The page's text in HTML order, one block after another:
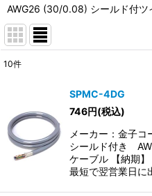
AWG26 (30/0.08) シールド付ツ
並び順:
絞
10件
SPMC-4DG
746円(税込)
メーカー：金子
シールド付き
ケーブル 【納期】
最短で翌営業日に